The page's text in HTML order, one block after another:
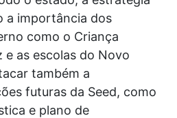
a importância dos
como o Criança
e as escolas do Novo
também a
futuras da Seed, como
e plano de